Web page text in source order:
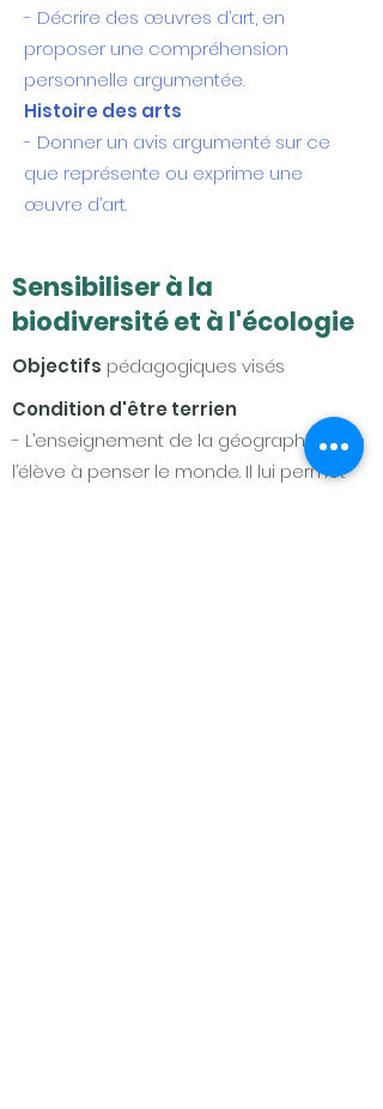
- Décrire des œuvres d’art, en
proposer une compréhension
personnelle argumentée.
Histoire des arts
- Donner un avis argumenté sur ce
que représente ou exprime une
œuvre d’art.
Sensibiliser à la
biodiversité et à l'écologie
Objectifs pédagogiques visés
Condition d'être terrien
- L’enseignement de la géographie aide
l’élève à penser le monde. Il lui permet